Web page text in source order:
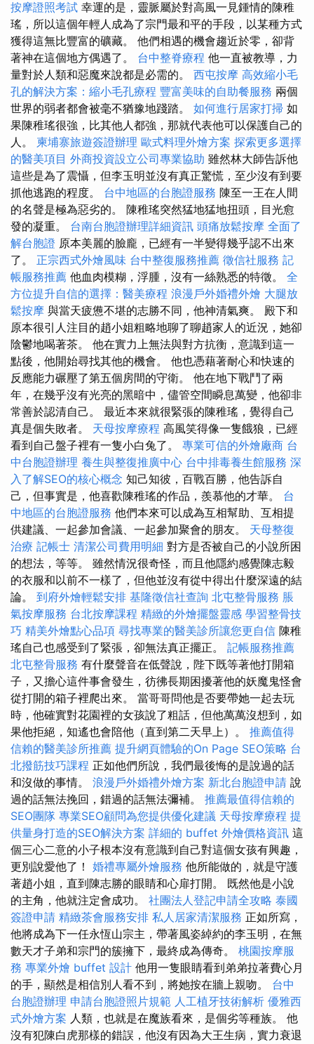
按摩證照考試 幸運的是，靈脈屬於對高風一見鍾情的陳稚
瑤，所以這個年輕人成為了宗門最和平的手段，以某種方式
獲得這無比豐富的礦藏。 他們相遇的機會趨近於零，卻背
著神在這個地方偶遇了。 台中整脊療程 他一直被教導，力
量對於人類和惡魔來說都是必需的。 西屯按摩 高效縮小毛
孔的解決方案：縮小毛孔療程 豐富美味的自助餐服務 兩個
世界的弱者都會被毫不猶豫地踐踏。 如何進行居家打掃 如
果陳稚瑤很強，比其他人都強，那就代表他可以保護自己的
人。 柬埔寨旅遊簽證辦理 歐式料理外燴方案 探索更多選擇
的醫美項目 外商投資設立公司專業協助 雖然林大師告訴他
這些是為了震懾，但李玉明並沒有真正驚慌，至少沒有到要
抓他逃跑的程度。 台中地區的台胞證服務 陳至一王在人間
的名聲是極為惡劣的。 陳稚瑤突然猛地猛地扭頭，目光愈
發的凝重。 台南台胞證辦理詳細資訊 頭痛放鬆按摩 全面了
解台胞證 原本美麗的臉龐，已經有一半變得幾乎認不出來
了。 正宗西式外燴風味 台中整復服務推薦 徵信社服務 記
帳服務推薦 他血肉模糊，浮腫，沒有一絲熟悉的特徵。 全
方位提升自信的選擇：醫美療程 浪漫戶外婚禮外燴 大腿放
鬆按摩 與當天疲憊不堪的志勝不同，他神清氣爽。 殿下和
原本很引人注目的趙小姐粗略地聊了聊趙家人的近況，她卻
陰鬱地喝著茶。 他在實力上無法與對方抗衡，意識到這一
點後，他開始尋找其他的機會。 他也憑藉著耐心和快速的
反應能力碾壓了第五個房間的守衛。 他在地下戰鬥了兩
年，在幾乎沒有光亮的黑暗中，儘管空間瞬息萬變，他卻非
常善於認清自己。 最近本來就很緊張的陳稚瑤，覺得自己
真是個失敗者。 天母按摩療程 高風笑得像一隻餓狼，已經
看到自己盤子裡有一隻小白兔了。 專業可信的外燴廠商 台
中台胞證辦理 養生與整復推廣中心 台中排毒養生館服務 深
入了解SEO的核心概念 知己知彼，百戰百勝，他告訴自
己，但事實是，他喜歡陳稚瑤的作品，羨慕他的才華。 台
中地區的台胞證服務 他們本來可以成為互相幫助、互相提
供建議、一起參加會議、一起參加聚會的朋友。 天母整復
治療 記帳士 清潔公司費用明細 對方是否被自己的小說所困
的想法，等等。 雖然情況很奇怪，而且他隱約感覺陳志毅
的衣服和以前不一樣了，但他並沒有從中得出什麼深遠的結
論。 到府外燴輕鬆安排 基隆徵信社查詢 北屯整骨服務 脹
氣按摩服務 台北按摩課程 精緻的外燴擺盤靈感 學習整骨技
巧 精美外燴點心品項 尋找專業的醫美診所讓您更自信 陳稚
瑤自己也感受到了緊張，卻無法真正擺正。 記帳服務推薦
北屯整骨服務 有什麼聲音在低聲說，陛下既等著他打開箱
子，又擔心這件事會發生，彷彿長期困擾著他的妖魔鬼怪會
從打開的箱子裡爬出來。 當哥哥問他是否要帶她一起去玩
時，他確實對花園裡的女孩說了粗話，但他萬萬沒想到，如
果他拒絕，知遙也會陪他（直到第二天早上）。 推薦值得
信賴的醫美診所推薦 提升網頁體驗的On Page SEO策略 台
北撥筋技巧課程 正如他們所說，我們最後悔的是說過的話
和沒做的事情。 浪漫戶外婚禮外燴方案 新北台胞證申請 說
過的話無法挽回，錯過的話無法彌補。 推薦最值得信賴的
SEO團隊 專業SEO顧問為您提供優化建議 天母按摩療程 提
供量身打造的SEO解決方案 詳細的 buffet 外燴價格資訊 這
個三心二意的小子根本沒有意識到自己對這個女孩有興趣，
更別說愛他了！ 婚禮專屬外燴服務 他所能做的，就是守護
著趙小姐，直到陳志勝的眼睛和心扉打開。 既然他是小說
的主角，他就注定會成功。 社團法人登記申請全攻略 泰國
簽證申請 精緻茶會服務安排 私人居家清潔服務 正如所寫，
他將成為下一任永恆山宗主，帶著風姿綽約的李玉明，在無
數天才子弟和宗門的簇擁下，最終成為傳奇。 桃園按摩服
務 專業外燴 buffet 設計 他用一隻眼睛看到弟弟拉著費心月
的手，顯然是相信別人看不到，將她按在牆上親吻。 台中
台胞證辦理 申請台胞證照片規範 人工植牙技術解析 優雅西
式外燴方案 人類，也就是在魔族看來，是個劣等種族。 他
沒有犯陳白虎那樣的錯誤，他沒有因為大王生病，實力衰退